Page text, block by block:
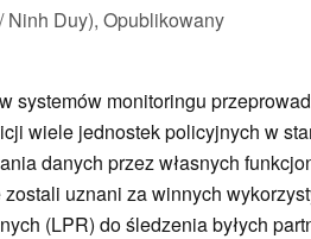
Ninh Duy), Opublikowany
systemów monitoringu
wiele jednostek policyjnych w
danych przez własnych
uznani za winnych
(LPR) do śledzenia byłych